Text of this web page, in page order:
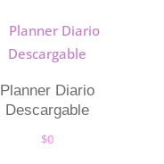
Planner Diario
Descargable
$0